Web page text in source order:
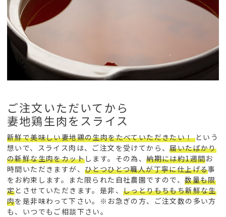
ご注文いただいてから
妻地鶏生肉をスライス
新鮮で美味しい妻地鶏の生肉をたべていただきたい！という
想いで、スライス肉は、ご注文を受けてから、届いたばかり
の新鮮な生肉をカットします。その為、納期には約1週間お
時間いただきますが、 ひとつひとつ職人が丁寧に仕上げる事
をお約束します。また限られた自社農園ですので、数量も限
定とさせていただきます。是非、しっとりもちもち新鮮な生
肉を是非味わって下さい。※お急ぎの方、ご注文数の多い方
も、いつでもご相談下さい。